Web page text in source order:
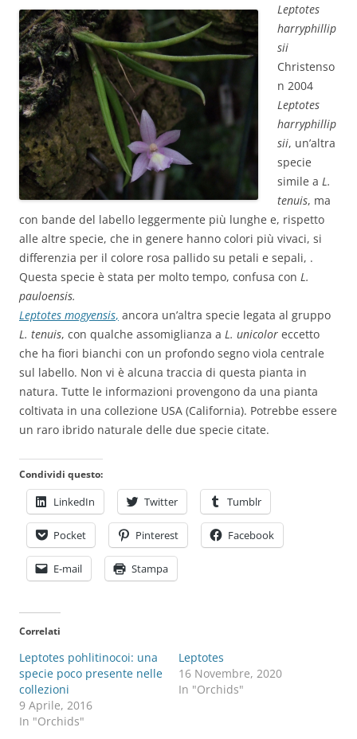
Leptotes
harryphillip
sii
Christenso
n 2004
Leptotes
harryphillip
sii, un’altra
specie
simile a L.
tenuis, ma
con bande del labello leggermente più lunghe e, rispetto
alle altre specie, che in genere hanno colori più vivaci, si
differenzia per il colore rosa pallido su petali e sepali, .
Questa specie è stata per molto tempo, confusa con L.
pauloensis.
Leptotes mogyensis, ancora un’altra specie legata al gruppo
L. tenuis, con qualche assomiglianza a L. unicolor eccetto
che ha fiori bianchi con un profondo segno viola centrale
sul labello. Non vi è alcuna traccia di questa pianta in
natura. Tutte le informazioni provengono da una pianta
coltivata in una collezione USA (California). Potrebbe essere
un raro ibrido naturale delle due specie citate.
Condividi questo:
LinkedIn Twitter Tumblr
Pocket Pinterest Facebook
E-mail Stampa
Correlati
Leptotes pohlitinocoi: una
specie poco presente nelle
collezioni
9 Aprile, 2016
In "Orchids"
Leptotes
16 Novembre, 2020
In "Orchids"